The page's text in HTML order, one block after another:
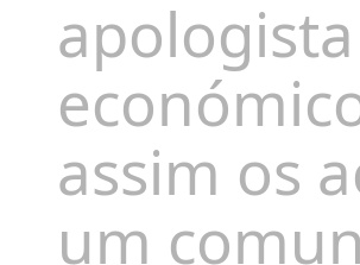
assim os
um c